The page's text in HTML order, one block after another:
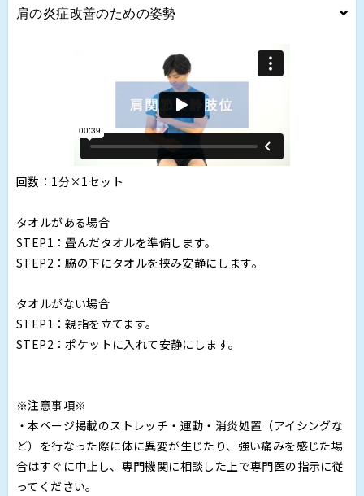
肩の炎症改善のための姿勢
回数：1分×1セット
タオルがある場合
STEP1：畳んだタオルを準備します。
STEP2：脇の下にタオルを挟み安静にします。
タオルがない場合
STEP1：親指を立てます。
STEP2：ポケットに入れて安静にします。
※注意事項※
・本ページ掲載のストレッチ・運動・消炎処置（アイシングな
ど）を行なった際に体に異変が生じたり、強い痛みを感じた場
合はすぐに中止し、専門機関に相談した上で専門医の指示に従
ってください。